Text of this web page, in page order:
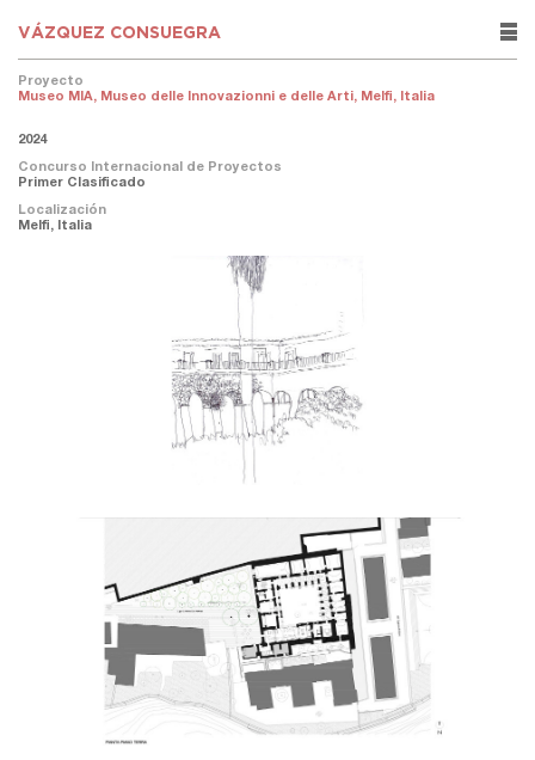
VÁZQUEZ CONSUEGRA rows
Proyecto
Museo MIA, Museo delle Innovazionni e delle Arti, Melfi, Italia
2024
Concurso Internacional de Proyectos
Primer Clasificado
Localización
Melfi, Italia